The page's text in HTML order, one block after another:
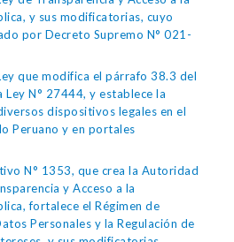
y sus modificatorias, cuyo
por Decreto Supremo N° 021-
que modifica el párrafo 38.3 del
N° 27444, y establece la
dispositivos legales en el
Peruano y en portales
N° 1353, que crea la Autoridad
y Acceso a la
fortalece el Régimen de
Personales y la Regulación de